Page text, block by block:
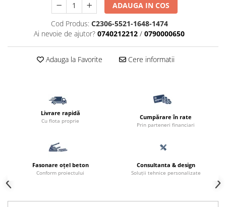
Capace de gard
Contratreapta
Delimitari
Pas Japonez
Pervaz geam piatra compozita
Produse auxiliare
Trepte
ADAUGA IN COS
Cod Produs: C2306-5521-1648-1474
Ai nevoie de ajutor? 0740212212 / 0790000650
Adauga la Favorite Cere informatii
Livrare rapidă
Cu flota proprie Cumpărare în rate
Prin parteneri financiari
Fasonare oțel beton
Conform proiectului
Consultanta & design
Soluții tehnice personalizate